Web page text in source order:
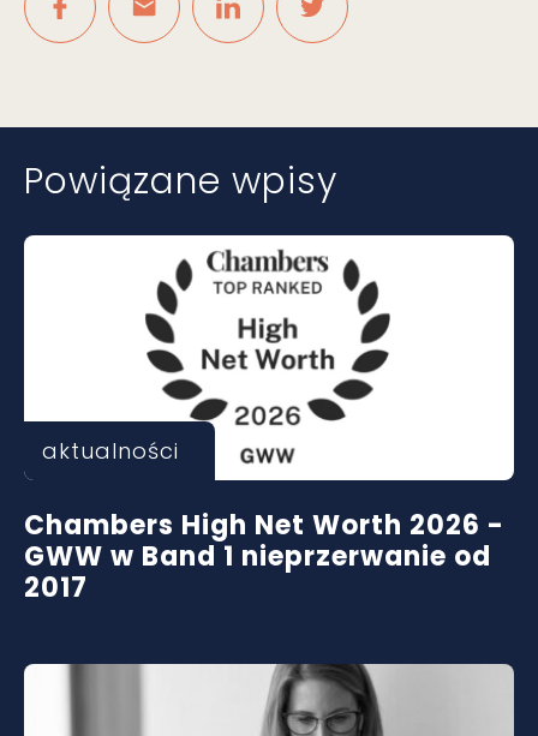
Powiązane wpisy
aktualności
Chambers High Net Worth 2026 -
GWW w Band 1 nieprzerwanie od
2017